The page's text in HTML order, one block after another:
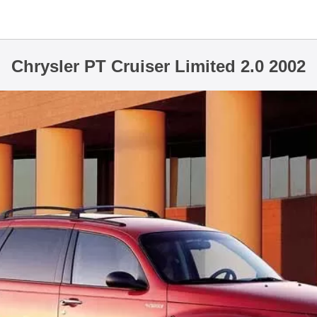
Chrysler PT Cruiser Limited 2.0 2002